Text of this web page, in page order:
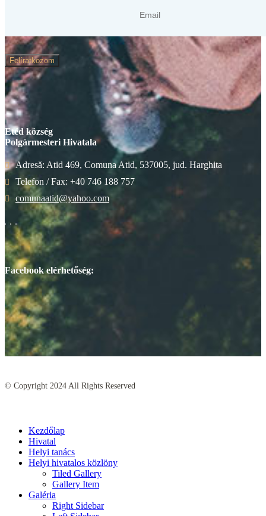
Felíratkozom
Etéd község
Polgármesteri Hivatala
Adresă: Atid 469, Comuna Atid, 537005, jud. Harghita
Telefon / Fax: +40 746 188 757
comunaatid@yahoo.com
Facebook elérhetőség:
© Copyright 2024 All Rights Reserved
Kezdőlap
Hivatal
Helyi tanács
Helyi hivatalos közlöny
Tiled Gallery
Gallery Item
Galéria
Right Sidebar